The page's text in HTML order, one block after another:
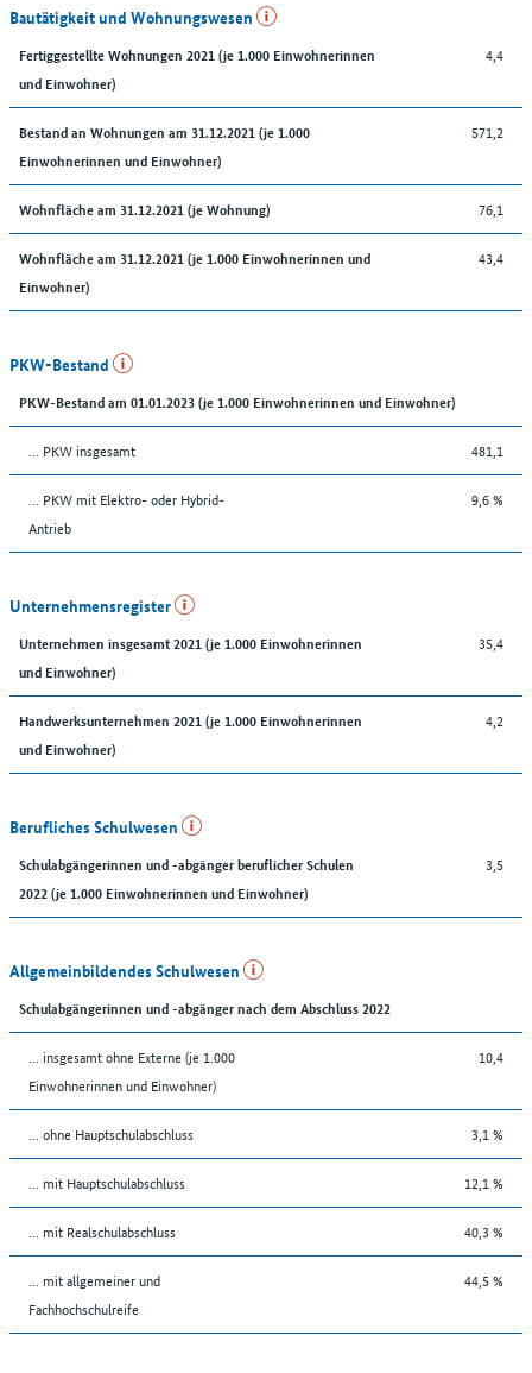
Bautätigkeit und Wohnungswesen
Fertiggestellte Wohnungen 2021 (je 1.000 Einwohnerinnen
und Einwohner)
4,4
Bestand an Wohnungen am 31.12.2021 (je 1.000
Einwohnerinnen und Einwohner)
571,2
Wohnfläche am 31.12.2021 (je Wohnung) 76,1
Wohnfläche am 31.12.2021 (je 1.000 Einwohnerinnen und
Einwohner)
43,4
PKW-Bestand
PKW-Bestand am 01.01.2023 (je 1.000 Einwohnerinnen und Einwohner)
… PKW insgesamt 481,1
… PKW mit Elektro- oder Hybrid-
Antrieb
9,6 %
Unternehmensregister
Unternehmen insgesamt 2021 (je 1.000 Einwohnerinnen
und Einwohner)
35,4
Handwerksunternehmen 2021 (je 1.000 Einwohnerinnen
und Einwohner)
4,2
Berufliches Schulwesen
Schulabgängerinnen und -abgänger beruflicher Schulen
2022 (je 1.000 Einwohnerinnen und Einwohner)
3,5
Allgemeinbildendes Schulwesen
Schulabgängerinnen und -abgänger nach dem Abschluss 2022
... insgesamt ohne Externe (je 1.000
Einwohnerinnen und Einwohner)
10,4
... ohne Hauptschulabschluss 3,1 %
... mit Hauptschulabschluss 12,1 %
... mit Realschulabschluss 40,3 %
... mit allgemeiner und
Fachhochschulreife
44,5 %